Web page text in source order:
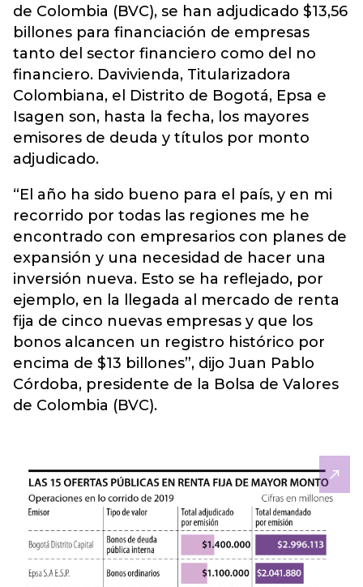
de Colombia (BVC), se han adjudicado $13,56
billones para financiación de empresas
tanto del sector financiero como del no
financiero. Davivienda, Titularizadora
Colombiana, el Distrito de Bogotá, Epsa e
Isagen son, hasta la fecha, los mayores
emisores de deuda y títulos por monto
adjudicado.
“El año ha sido bueno para el país, y en mi
recorrido por todas las regiones me he
encontrado con empresarios con planes de
expansión y una necesidad de hacer una
inversión nueva. Esto se ha reflejado, por
ejemplo, en la llegada al mercado de renta
fija de cinco nuevas empresas y que los
bonos alcancen un registro histórico por
encima de $13 billones”, dijo Juan Pablo
Córdoba, presidente de la Bolsa de Valores
de Colombia (BVC).